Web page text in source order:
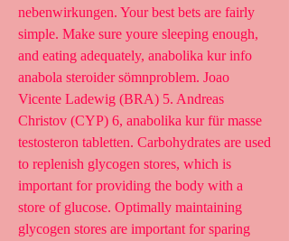
nebenwirkungen. Your best bets are fairly
simple. Make sure youre sleeping enough,
and eating adequately, anabolika kur info
anabola steroider sömnproblem. Joao
Vicente Ladewig (BRA) 5. Andreas
Christov (CYP) 6, anabolika kur für masse
testosteron tabletten. Carbohydrates are used
to replenish glycogen stores, which is
important for providing the body with a
store of glucose. Optimally maintaining
glycogen stores are important for sparing